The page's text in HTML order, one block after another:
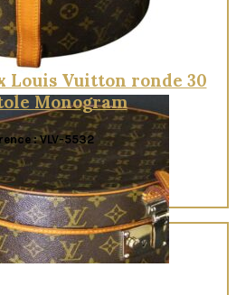
Louis Vuitton ronde 30
Monogram
: VLV-5532